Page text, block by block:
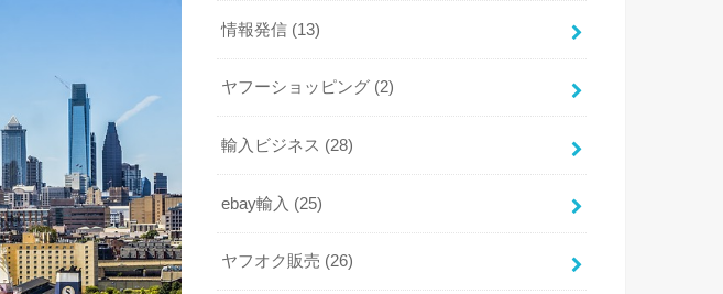
情報発信 (13)
ヤフーショッピング (2)
輸入ビジネス (28)
ebay輸入 (25)
ヤフオク販売 (26)